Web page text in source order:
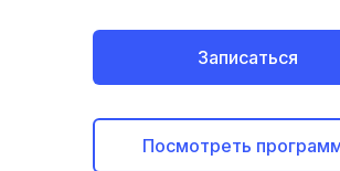
Записаться
Посмотреть